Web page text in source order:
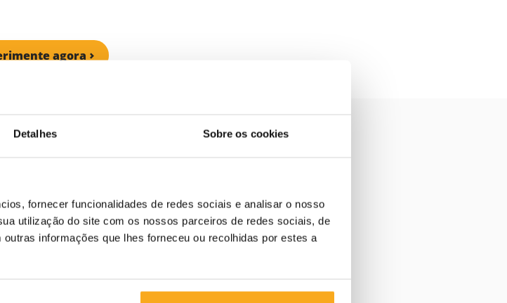
Detalhes Sobre os cookies
fornecer funcionalidades de redes sociais e analisar o nosso
utilização do site com os nossos parceiros de redes sociais, de
informações que lhes forneceu ou recolhidas por estes a
agora
Ajuste perfeito